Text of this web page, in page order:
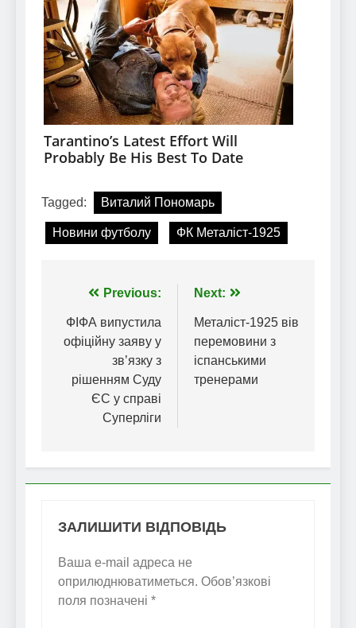
Tagged: Виталий Пономарь
Новини футболу ФК Металіст-1925
Навігація
записів
Previous:
ФІФА випустила
офіційну заяву у
зв’язку з
рішенням Суду
ЄС у справі
Суперліги
Next:
Металіст-1925 вів
перемовини з
іспанськими
тренерами
ЗАЛИШИТИ ВІДПОВІДЬ
Ваша e-mail адреса не
оприлюднюватиметься. Обов’язкові
поля позначені *